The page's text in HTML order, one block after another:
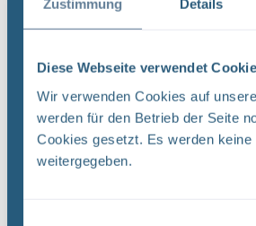
Zustimmung Details
Diese Webseite verwendet
Wir verwenden Cookies auf
werden für den Betrieb der Seite
Cookies gesetzt. Es werden keine
weitergegeben.
fachlich hervorragenden
Bergbautechnologe/in
Bergbautechnologin und
dreijährige Ausbildung zur